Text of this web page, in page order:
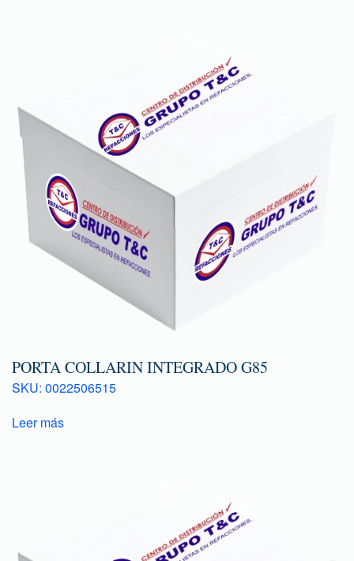
PORTA COLLARIN INTEGRADO G85
SKU: 0022506515
Leer más